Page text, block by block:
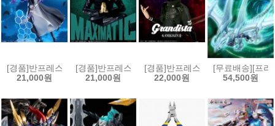
[경품]반프레스토 장송의 프리렌 EFFECTREME 페른
21,000원
[경품]반프레스토 주술회전 MAXIMATIC 피규어 후
21,000원
[경품]반프레스토 그란디스타 도
22,000원
[무료배송][프라
54,500원